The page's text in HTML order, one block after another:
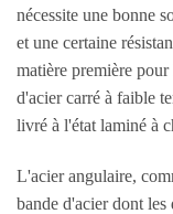
nécessite une bonne
et une certaine
matière première
d'acier carré à faible
livré à l'état laminé à
L'acier angulaire,
bande d'acier dont les